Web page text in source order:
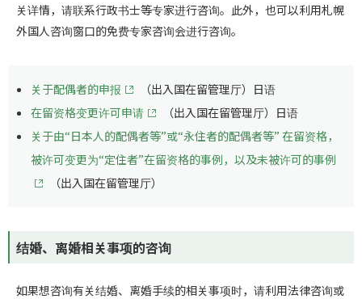
关详情，请联系行政书士等专家进行咨询。此外，也可以利用札幌
外国人咨询窗口的免费专家咨询会进行咨询。
关于配偶者的申报
（出入国在留管理厅）日语
在留资格变更许可申请
（出入国在留管理厅）日语
关于由“日本人的配偶者等”或“永住者的配偶者等” 在留资格，
被许可变更为“定住者”在留资格的事例，以及未被许可的事例
（出入国在留管理厅）
结婚、离婚相关事项的咨询
如果想咨询有关结婚、离婚手续的相关事项时，请利用法律咨询或